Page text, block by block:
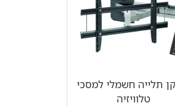
תלייה חשמלי למסכי
טלוויזיה